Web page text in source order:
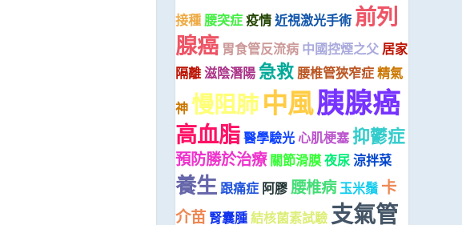
接種 腰突症疫情近視激光手術 前列
腺癌 胃食管反流病 中國控煙之父 居家
隔離滋陰潛陽急救 腰椎管狹窄症精氣
神慢阻肺中風胰腺癌
高血脂醫學驗光心肌梗塞 抑鬱症
預防勝於治療 關節滑膜夜尿涼拌菜
養生跟痛症 阿膠腰椎病玉米鬚 卡
介苗 腎囊腫結核菌素試驗支氣管